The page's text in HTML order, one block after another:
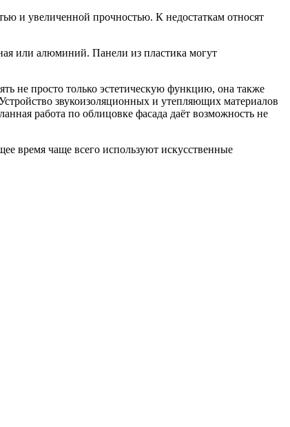
и увеличенной прочностью. К недостаткам относят
или алюминий. Панели из пластика могут
не просто только эстетическую функцию, она также
звукоизоляционных и утепляющих материалов
работа по облицовке фасада даёт возможность не
время чаще всего используют искусственные